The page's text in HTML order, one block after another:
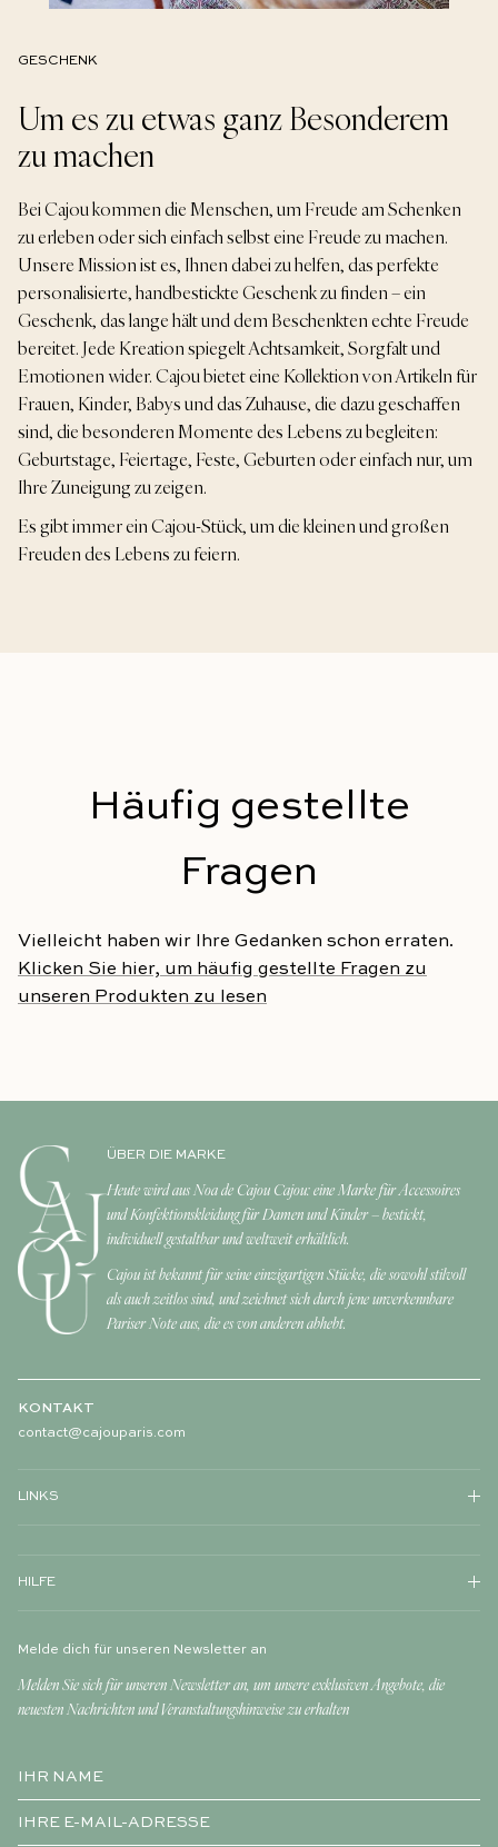
GESCHENK
Um es zu etwas ganz Besonderem
zu machen
Bei Cajou kommen die Menschen, um Freude am Schenken
zu erleben oder sich einfach selbst eine Freude zu machen.
Unsere Mission ist es, Ihnen dabei zu helfen, das perfekte
personalisierte, handbestickte Geschenk zu finden – ein
Geschenk, das lange hält und dem Beschenkten echte Freude
bereitet. Jede Kreation spiegelt Achtsamkeit, Sorgfalt und
Emotionen wider. Cajou bietet eine Kollektion von Artikeln für
Frauen, Kinder, Babys und das Zuhause, die dazu geschaffen
sind, die besonderen Momente des Lebens zu begleiten:
Geburtstage, Feiertage, Feste, Geburten oder einfach nur, um
Ihre Zuneigung zu zeigen.
Es gibt immer ein Cajou-Stück, um die kleinen und großen
Freuden des Lebens zu feiern.
Häufig gestellte
Fragen
Vielleicht haben wir Ihre Gedanken schon erraten.
Klicken Sie hier, um häufig gestellte Fragen zu
unseren Produkten zu lesen
ÜBER DIE MARKE
Heute wird aus Noa de Cajou Cajou: eine Marke für Accessoires
und Konfektionskleidung für Damen und Kinder – bestickt,
individuell gestaltbar und weltweit erhältlich.
Cajou ist bekannt für seine einzigartigen Stücke, die sowohl stilvoll
als auch zeitlos sind, und zeichnet sich durch jene unverkennbare
Pariser Note aus, die es von anderen abhebt.
KONTAKT
contact@cajouparis.com
LINKS
HILFE
Melde dich für unseren Newsletter an
Melden Sie sich für unseren Newsletter an, um unsere exklusiven Angebote, die
neuesten Nachrichten und Veranstaltungshinweise zu erhalten